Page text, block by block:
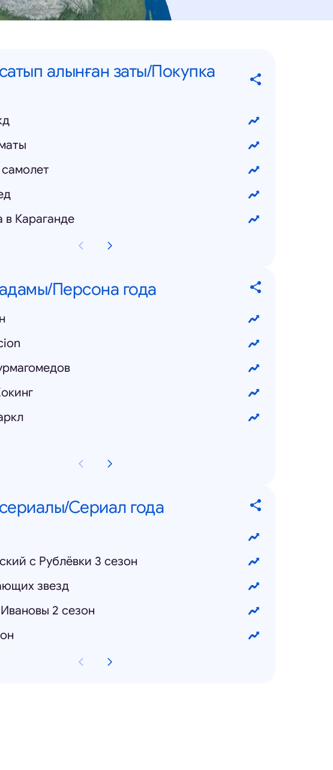
алынған заты/Покупка
в Караганде
Персона года
Сериал года
с Рублёвки 3 сезон
звезд
2 сезон